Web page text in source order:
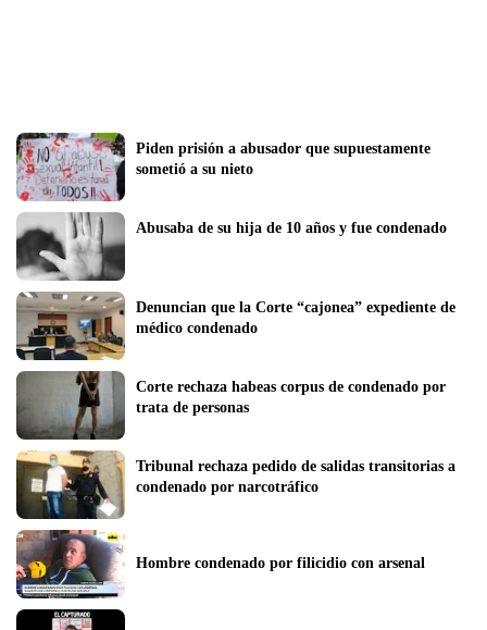
Piden prisión a abusador que supuestamente
sometió a su nieto
Denuncian que la Corte “cajonea” expediente de
médico condenado
Corte rechaza habeas corpus de condenado por
trata de personas
Tribunal rechaza pedido de salidas transitorias a
condenado por narcotráfico
Hombre condenado por filicidio con arsenal